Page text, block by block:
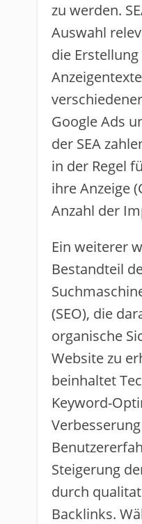
zu werden.
Auswahl
die
Google Ads
der SEA
in der Regel
ihre Anzeige
Anzahl der
Ein weiterer
Bestandteil
(SEO), die
organische
Website zu
beinhaltet
Keyword-
Steigerung
durch
Backlinks.